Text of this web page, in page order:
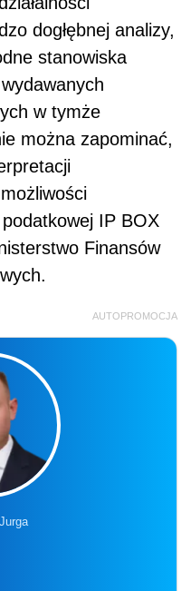
dogłębnej analizy,
stanowiska
w tymże
można zapominać,
IP BOX
Finansów
AUTOPROMOCJA